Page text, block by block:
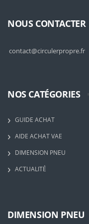
NOUS CONTACTER
contact@circulerpropre.fr
NOS CATÉGORIES
GUIDE ACHAT
AIDE ACHAT VAE
DIMENSION PNEU
ACTUALITÉ
DIMENSION PNEU